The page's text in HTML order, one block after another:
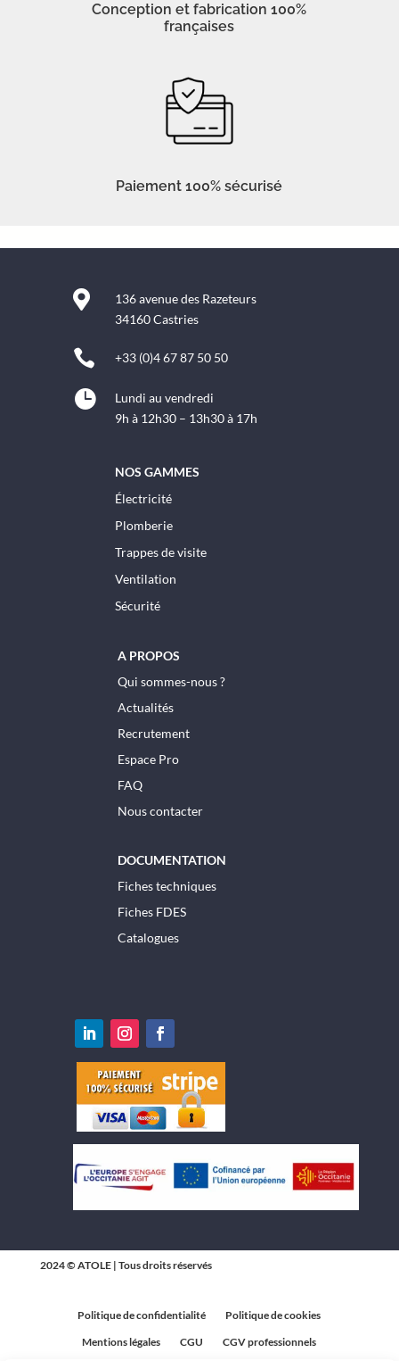
Conception et fabrication 100%
françaises
Paiement 100% sécurisé

136 avenue des Razeteurs
34160 Castries
 +33 (0)4 67 87 50 50

Lundi au vendredi
9h à 12h30 – 13h30 à 17h
NOS GAMMES
Électricité
Plomberie
Trappes de visite
Ventilation
Sécurité
A PROPOS
Qui sommes-nous ?
Actualités
Recrutement
Espace Pro
FAQ
Nous contacter
DOCUMENTATION
Fiches techniques
Fiches FDES
Catalogues
2024 © ATOLE | Tous droits réservés
Politique de confidentialité
Politique de cookies
Mentions légales
CGU CGV professionnels